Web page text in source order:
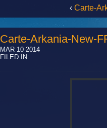
‹ Carte-
Carte-Arkania-New-
MAR 10 2014
FILED IN: